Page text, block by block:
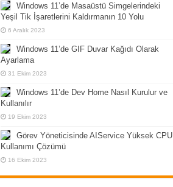
Windows 11’de Masaüstü Simgelerindeki
Yeşil Tik İşaretlerini Kaldırmanın 10 Yolu
6 Aralık 2023
Windows 11’de GIF Duvar Kağıdı Olarak
Ayarlama
31 Ekim 2023
Windows 11’de Dev Home Nasıl Kurulur ve
Kullanılır
19 Ekim 2023
Görev Yöneticisinde AIService Yüksek CPU
Kullanımı Çözümü
16 Ekim 2023